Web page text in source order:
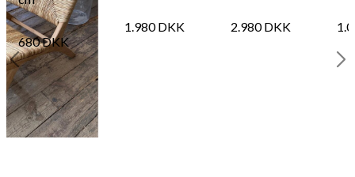
680DKK
1.980DKK 2.980DKK